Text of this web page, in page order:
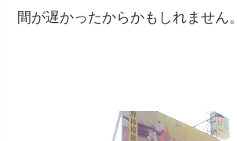
間が遅かったからかもしれません。